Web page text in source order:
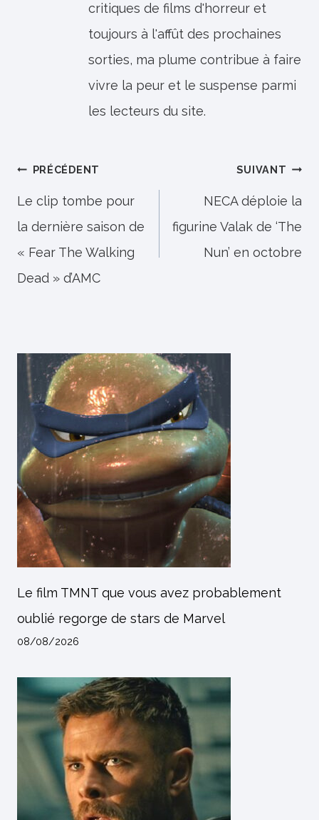
critiques de films d'horreur et
toujours à l'affût des prochaines
sorties, ma plume contribue à faire
vivre la peur et le suspense parmi
les lecteurs du site.
Navigation
de
l’article
PRÉCÉDENT
Le clip tombe pour
la dernière saison de
« Fear The Walking
Dead » d’AMC
SUIVANT
NECA déploie la
figurine Valak de ‘The
Nun’ en octobre
Le film TMNT que vous avez probablement
oublié regorge de stars de Marvel
08/08/2026